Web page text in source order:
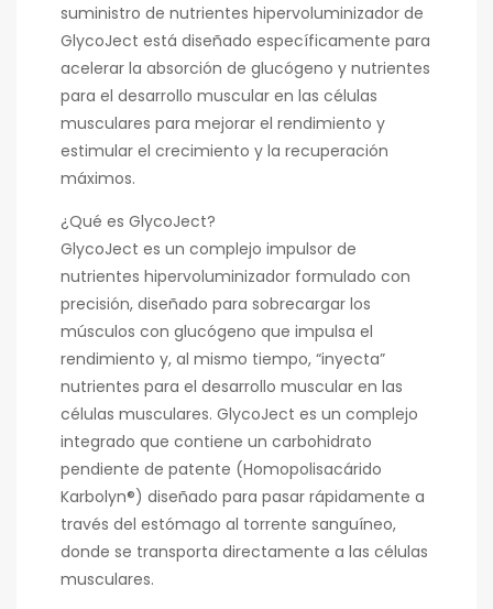
suministro de nutrientes hipervoluminizador de
GlycoJect está diseñado específicamente para
acelerar la absorción de glucógeno y nutrientes
para el desarrollo muscular en las células
musculares para mejorar el rendimiento y
estimular el crecimiento y la recuperación
máximos.
¿Qué es GlycoJect?
GlycoJect es un complejo impulsor de
nutrientes hipervoluminizador formulado con
precisión, diseñado para sobrecargar los
músculos con glucógeno que impulsa el
rendimiento y, al mismo tiempo, “inyecta”
nutrientes para el desarrollo muscular en las
células musculares. GlycoJect es un complejo
integrado que contiene un carbohidrato
pendiente de patente (Homopolisacárido
Karbolyn®) diseñado para pasar rápidamente a
través del estómago al torrente sanguíneo,
donde se transporta directamente a las células
musculares.